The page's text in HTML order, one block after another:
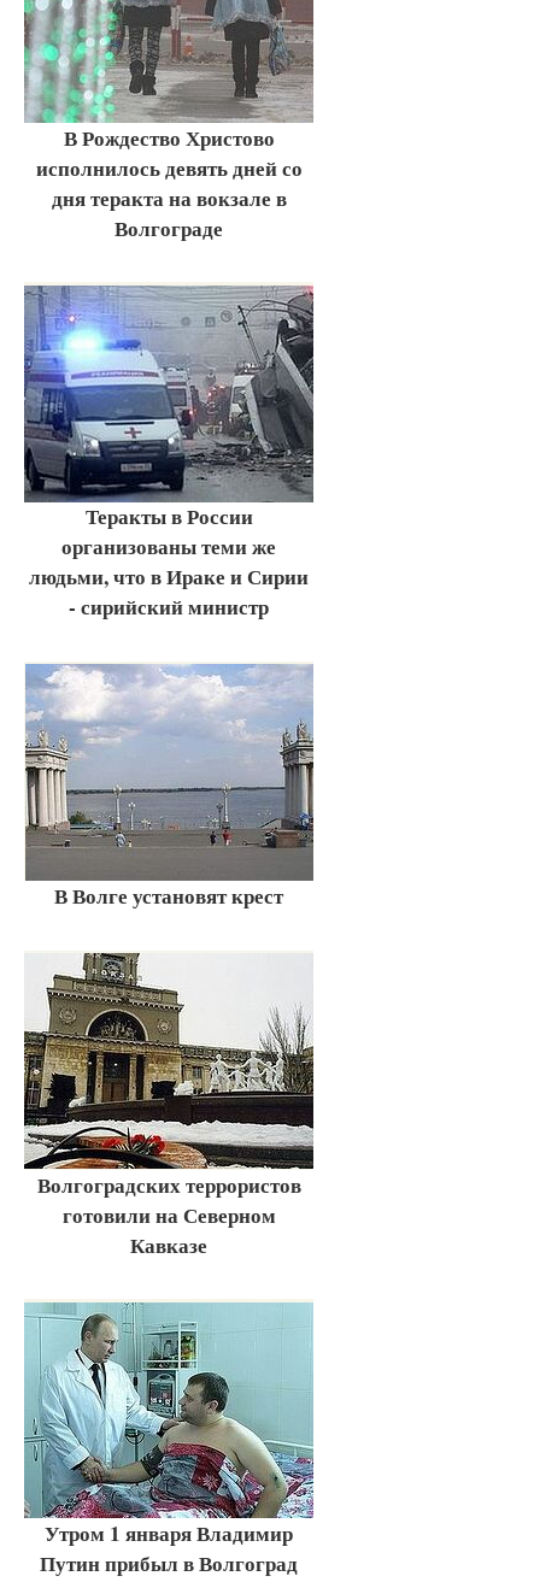
В Рождество Христово
исполнилось девять дней со
дня теракта на вокзале в
Волгограде
Теракты в России
организованы теми же
людьми, что в Ираке и Сирии
- сирийский министр
В Волге установят крест
Волгоградских террористов
готовили на Северном
Кавказе
Утром 1 января Владимир
Путин прибыл в Волгоград